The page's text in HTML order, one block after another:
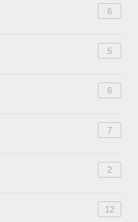
6
5
6
7
2
12